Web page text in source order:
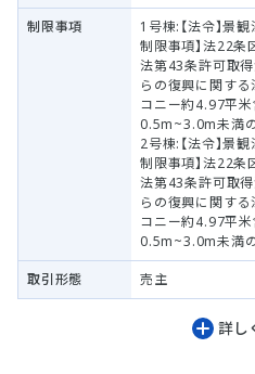
制限事項
1号棟:【法令】景
制限事項】法22
法第43条許可取
らの復興に関す
コニー約4.97平
0.5m~3.0m未満
2号棟:【法令】景
制限事項】法22
法第43条許可取
らの復興に関す
コニー約4.97平
0.5m~3.0m未満
取引形態 売主
詳し